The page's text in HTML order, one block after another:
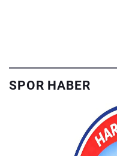
SPOR HABER